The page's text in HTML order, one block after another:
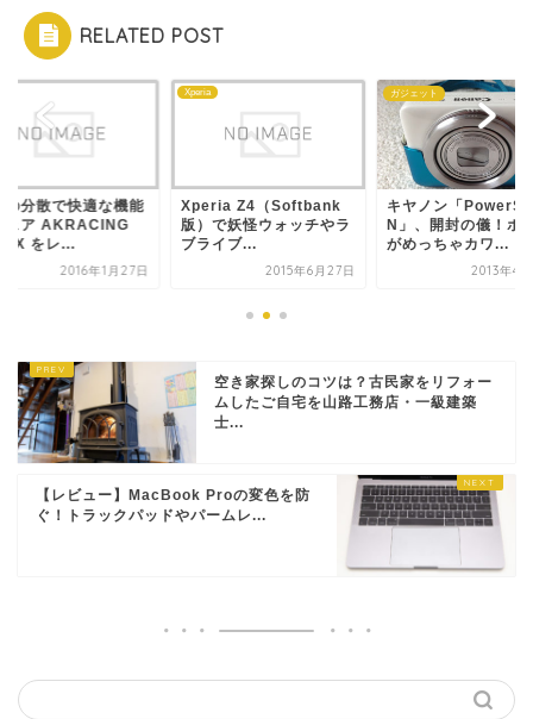
RELATED POST
の分散で快適な機能
ェア AKRACING
X をレ...
2016年1月27日
Xperia
Xperia Z4（Softbank
版）で妖怪ウォッチやラ
ブライブ...
2015年6月27日
ガジェット
キヤノン「
N」、開封の儀！ボ
がめっちゃカワ...
2013年4
空き家探しのコツは？古民家をリフォー
ムしたご自宅を山路工務店・一級建築
士...
【レビュー】MacBook Proの変色を防
ぐ！トラックパッドやパームレ...